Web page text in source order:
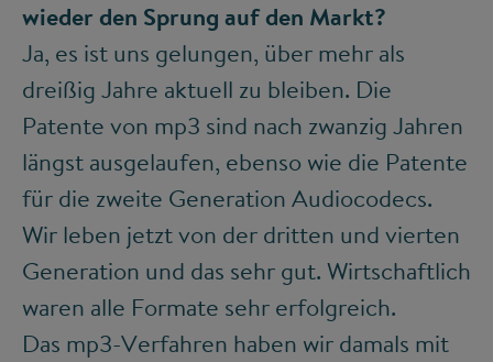
wieder den Sprung auf den Markt?
Ja, es ist uns gelungen, über mehr als
dreißig Jahre aktuell zu bleiben. Die
Patente von mp3 sind nach zwanzig Jahren
längst ausgelaufen, ebenso wie die Patente
für die zweite Generation Audiocodecs.
Wir leben jetzt von der dritten und vierten
Generation und das sehr gut. Wirtschaftlich
waren alle Formate sehr erfolgreich.
Das mp3-Verfahren haben wir damals mit